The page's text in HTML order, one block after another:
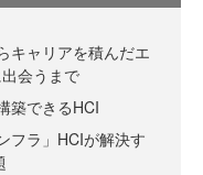
キャリアを積んだエ
会うまで
築できるHCI
フラ」HCIが解決す